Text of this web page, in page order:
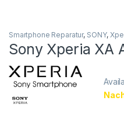
Smartphone Reparatur, SONY,
Sony Xperia XA